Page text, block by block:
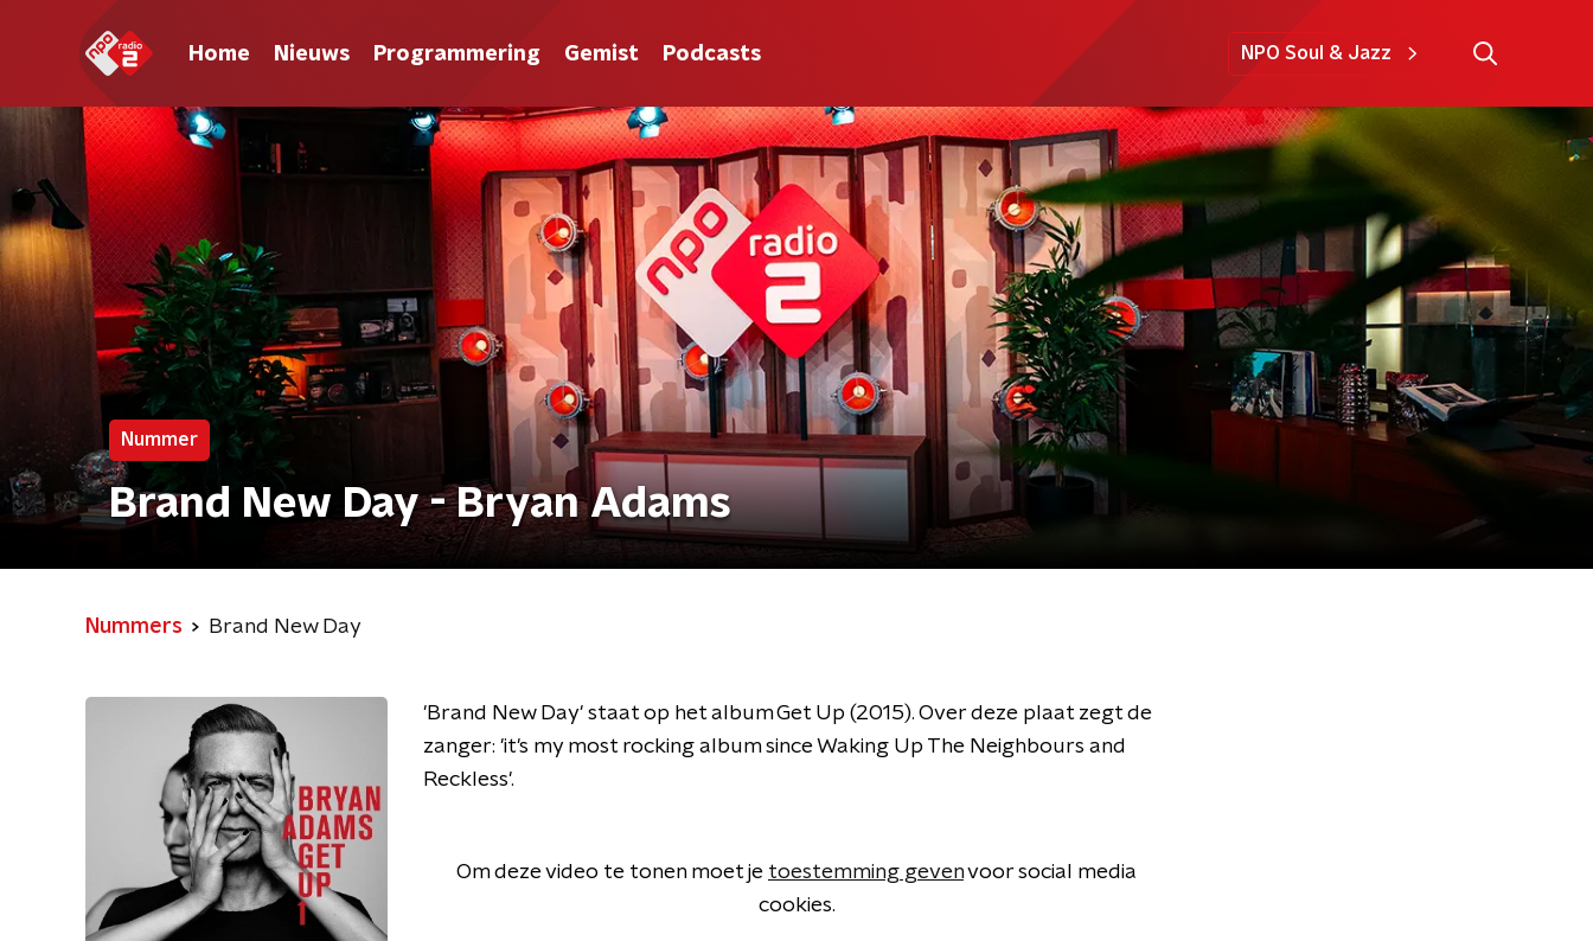
Home Nieuws Programmering Gemist Podcasts NPO Soul & Jazz
Nummer
Brand New Day - Bryan Adams
Nummers Brand New Day
'Brand New Day' staat op het album Get Up (2015). Over deze plaat zegt de
zanger: 'it's my most rocking album since Waking Up The Neighbours and
Reckless'. ‪
Om deze video te tonen moet je toestemming gevenvoor social media
cookies.